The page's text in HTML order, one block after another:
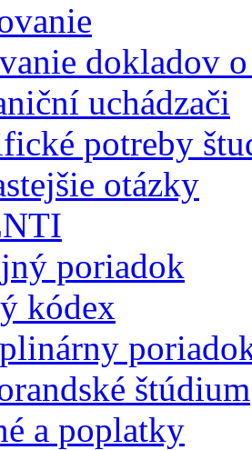
dokladov
uchádzači
potreby
otázky
poriadok
kódex
štúdium
a poplatky